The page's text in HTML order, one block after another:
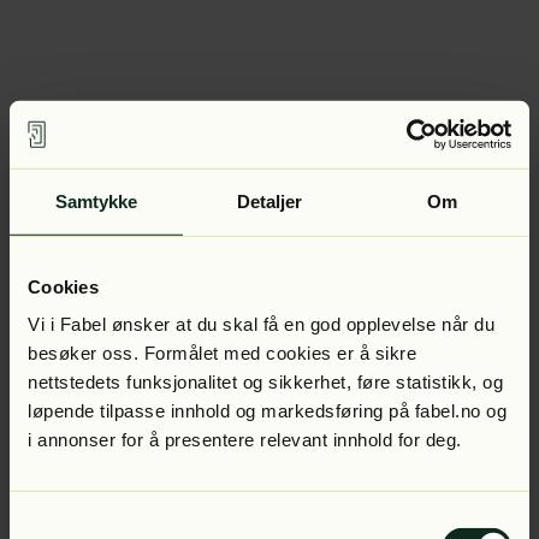
Samtykke Detaljer Om
Cookies
Vi i Fabel ønsker at du skal få en god opplevelse når du
besøker oss. Formålet med cookies er å sikre
nettstedets funksjonalitet og sikkerhet, føre statistikk, og
løpende tilpasse innhold og markedsføring på fabel.no og
i annonser for å presentere relevant innhold for deg.